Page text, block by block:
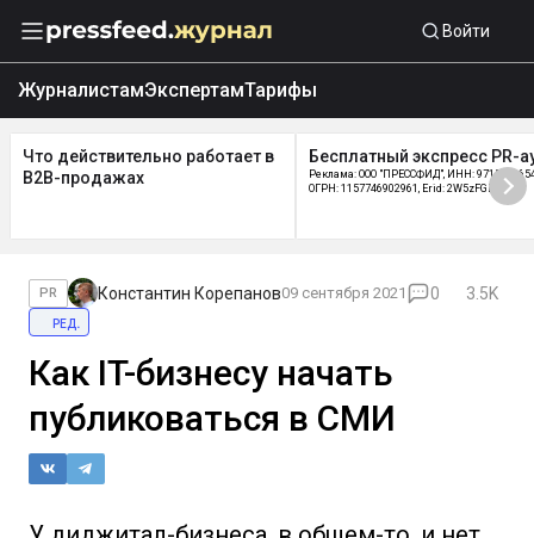
Войти
ЖурналистамЭкспертамТарифы
Что действительно работает в
B2B-продажах
Бесплатный экспресс PR-
Реклама: ООО "ПРЕССФИД", ИНН:
ОГРН: 1157746902961, Erid: 2W5zFGDycPz
PR Константин Корепанов09 сентября 2021 0
3.5K
ред.
Как IT-бизнесу начать
публиковаться в СМИ